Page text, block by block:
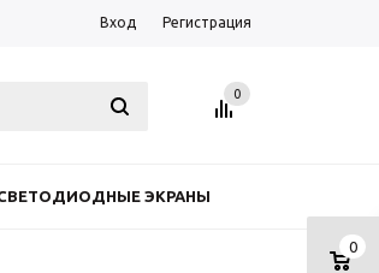
Вход Регистрация
0
0
ЭКРАНЫ